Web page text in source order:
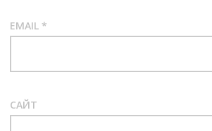
EMAIL *
САЙТ